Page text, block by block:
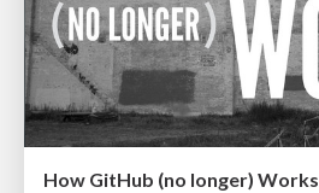
How GitHub (no longer) Works